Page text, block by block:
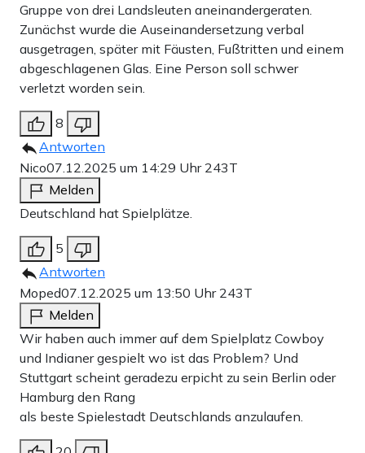
Gruppe von drei Landsleuten aneinandergeraten.
Zunächst wurde die Auseinandersetzung verbal
ausgetragen, später mit Fäusten, Fußtritten und einem
abgeschlagenen Glas. Eine Person soll schwer
verletzt worden sein.
8
Antworten
Nico07.12.2025 um 14:29 Uhr 243T
Melden
Deutschland hat Spielplätze.
5
Antworten
Moped07.12.2025 um 13:50 Uhr 243T
Melden
Wir haben auch immer auf dem Spielplatz Cowboy
und Indianer gespielt wo ist das Problem? Und
Stuttgart scheint geradezu erpicht zu sein Berlin oder
Hamburg den Rang
als beste Spielestadt Deutschlands anzulaufen.